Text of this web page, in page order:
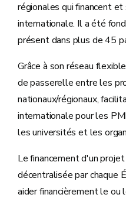
régionales qui financent
internationale. Il a été
présent dans plus de 45
Grâce à son réseau
de passerelle entre les
nationaux/régionaux,
internationale pour les
les universités et les
Le financement d'un
décentralisée par chaque
aider financièrement le